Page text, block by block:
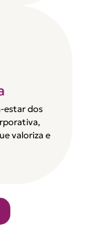
estar dos
valoriza e